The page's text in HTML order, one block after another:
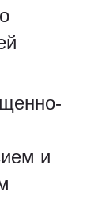
и